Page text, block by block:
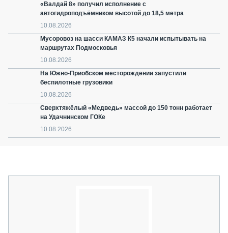
«Валдай 8» получил исполнение с
автогидроподъёмником высотой до 18,5 метра
10.08.2026
Мусоровоз на шасси КАМАЗ К5 начали испытывать на
маршрутах Подмосковья
10.08.2026
На Южно-Приобском месторождении запустили
беспилотные грузовики
10.08.2026
Сверхтяжёлый «Медведь» массой до 150 тонн работает
на Удачнинском ГОКе
10.08.2026